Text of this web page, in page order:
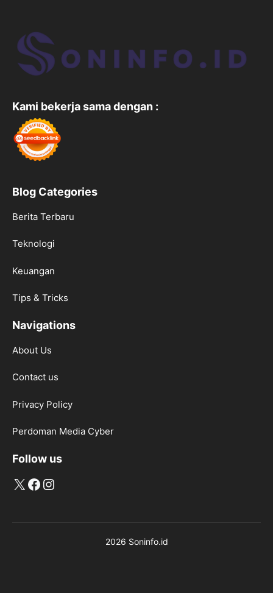
Kami bekerja sama dengan :
Blog Categories
Berita Terbaru
Teknologi
Keuangan
Tips & Tricks
Navigations
About Us
Contact us
Privacy Policy
Perdoman Media Cyber
Follow us
X Facebook
Instagram
2026 Soninfo.id